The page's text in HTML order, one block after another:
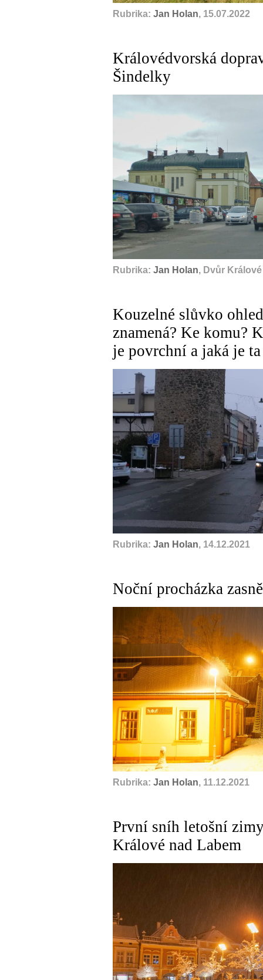
Rubrika: Jan Holan, 15.07.2022
Královédvorská
Šindelky
Rubrika: Jan Holan, Dvůr
Kouzelné slůvko
znamená? Ke komu?
je povrchní a jaká je
Rubrika: Jan Holan, 14.12.2021
Noční procházka
Rubrika: Jan Holan, 11.12.2021
První sníh letošní
Králové nad Labem